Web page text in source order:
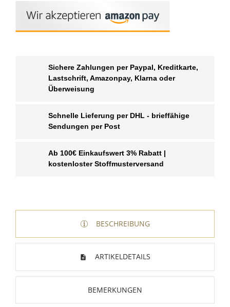
Sichere Zahlungen per Paypal, Kreditkarte,
Lastschrift, Amazonpay, Klarna oder
Überweisung
Schnelle Lieferung per DHL - brieffähige
Sendungen per Post
Ab 100€ Einkaufswert 3% Rabatt |
kostenloster Stoffmusterversand
BESCHREIBUNG
ARTIKELDETAILS
BEMERKUNGEN